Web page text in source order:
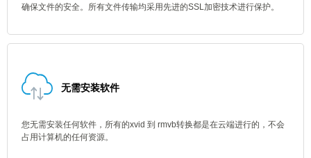
确保文件的安全。所有文件传输均采用先进的SSL加密技术进行保护。
无需安装软件
您无需安装任何软件，所有的xvid 到 rmvb转换都是在云端进行的，不会
占用计算机的任何资源。